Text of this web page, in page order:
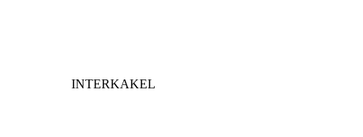
INTERKAKEL